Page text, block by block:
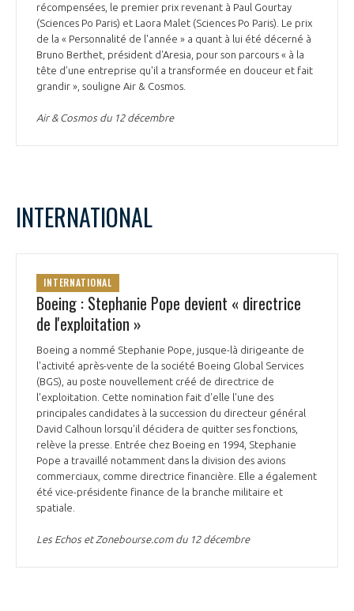
récompensées, le premier prix revenant à Paul Gourtay
(Sciences Po Paris) et Laora Malet (Sciences Po Paris). Le prix
de la « Personnalité de l'année » a quant à lui été décerné à
Bruno Berthet, président d'Aresia, pour son parcours « à la
tête d’une entreprise qu'il a transformée en douceur et fait
grandir », souligne Air & Cosmos.
Air & Cosmos du 12 décembre
INTERNATIONAL
INTERNATIONAL
Boeing : Stephanie Pope devient « directrice
de l'exploitation »
Boeing a nommé Stephanie Pope, jusque-là dirigeante de
l'activité après-vente de la société Boeing Global Services
(BGS), au poste nouvellement créé de directrice de
l'exploitation. Cette nomination fait d'elle l'une des
principales candidates à la succession du directeur général
David Calhoun lorsqu'il décidera de quitter ses fonctions,
relève la presse. Entrée chez Boeing en 1994, Stephanie
Pope a travaillé notamment dans la division des avions
commerciaux, comme directrice financière. Elle a également
été vice-présidente finance de la branche militaire et
spatiale.
Les Echos et Zonebourse.com du 12 décembre